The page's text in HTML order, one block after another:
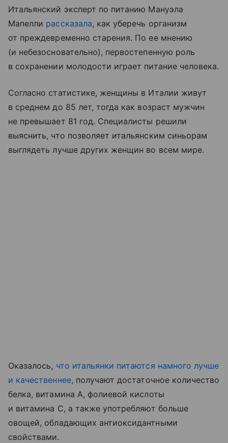
Итальянский эксперт по питанию Мануэла
Мапелли рассказала, как уберечь организм
от преждевременно старения. По ее мнению
(и небезосновательно), первостепенную роль
в сохранении молодости играет питание человека.
Согласно статистике, женщины в Италии живут
в среднем до 85 лет, тогда как возраст мужчин
не превышает 81 год. Специалисты решили
выяснить, что позволяет итальянским синьорам
выглядеть лучше других женщин во всем мире.
Оказалось, что итальянки питаются намного лучше
и качественнее, получают достаточное количество
белка, витамина А, фолиевой кислоты
и витамина С, а также употребляют больше
овощей, обладающих антиоксидантными
свойствами.